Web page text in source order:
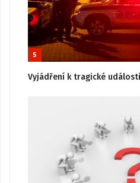
5
Vyjádření k tragické